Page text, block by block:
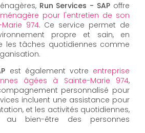
Run Services - SAP offre
pour l'entretien de son
974. Ce service permet de
propre et sain, en
les tâches quotidiennes comme
est également votre entreprise
âgées à Sainte-Marie 974,
personnalisé pour
incluent une assistance pour
et les activités quotidiennes,
bien-être des personnes